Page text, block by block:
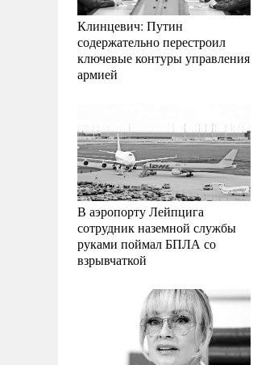
Клинцевич: Путин
содержательно перестроил
ключевые контуры управления
армией
В аэропорту Лейпцига
сотрудник наземной службы
руками поймал БПЛА со
взрывчаткой